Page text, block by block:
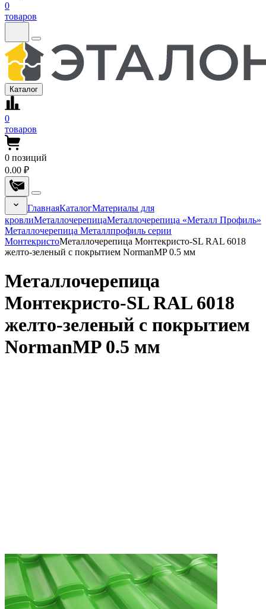
0
товаров
Каталог
0
товаров
0 позиций
0.00 ₽
ГлавнаяКаталогМатериалы для
кровлиМеталлочерепицаМеталлочерепица «Металл Профиль»
Металлочерепица Металлпрофиль серии
МонтекристоМеталлочерепица Монтекристо-SL RAL 6018
желто-зеленый с покрытием NormanMP 0.5 мм
Металлочерепица
Монтекристо-SL RAL 6018
желто-зеленый с покрытием
NormanMP 0.5 мм